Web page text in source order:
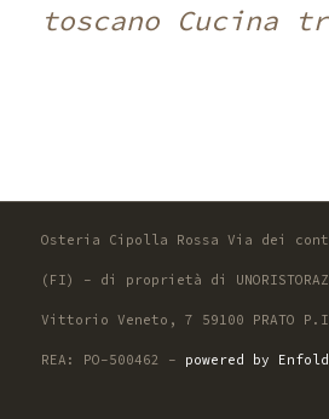
toscano Cucina
Osteria Cipolla Rossa Via dei
(FI) - di proprietà di
Vittorio Veneto, 7 59100 PRATO
REA: PO-500462 - powered by Enfold